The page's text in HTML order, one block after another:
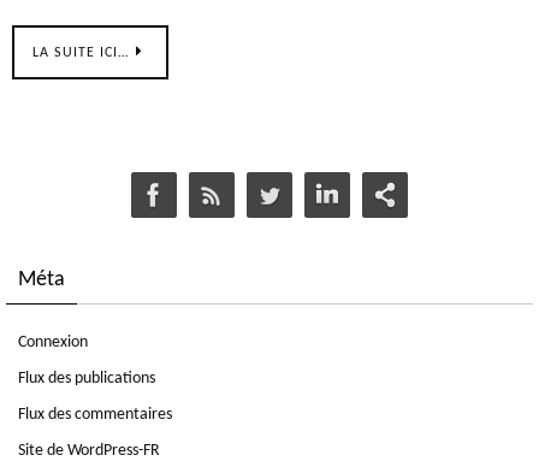
LA SUITE ICI…
Méta
Connexion
Flux des publications
Flux des commentaires
Site de WordPress-FR